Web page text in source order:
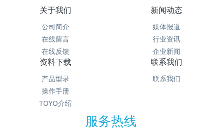
关于我们
公司简介
在线留言
在线反馈
新闻动态
媒体报道
行业资讯
企业新闻
资料下载
产品型录
操作手册
TOYO介绍
联系我们
联系我们
服务热线